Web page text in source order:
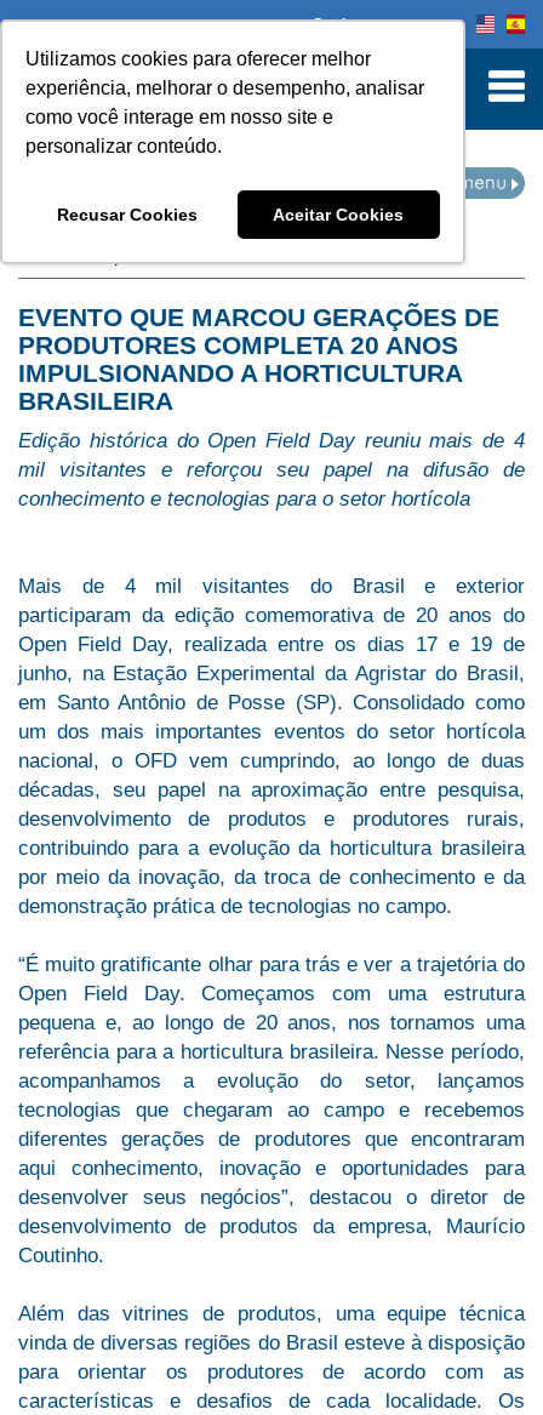
Utilizamos cookies para oferecer melhor
experiência, melhorar o desempenho, analisar
como você interage em nosso site e
personalizar conteúdo.
Recusar Cookies Aceitar Cookies
to Content
Onde comprar
EVENTO QUE MARCOU GERAÇÕES DE
PRODUTORES COMPLETA 20 ANOS
IMPULSIONANDO A HORTICULTURA
BRASILEIRA
Edição histórica do Open Field Day reuniu mais de 4
mil visitantes e reforçou seu papel na difusão de
conhecimento e tecnologias para o setor hortícola
Mais de 4 mil visitantes do Brasil e exterior
participaram da edição comemorativa de 20 anos do
Open Field Day, realizada entre os dias 17 e 19 de
junho, na Estação Experimental da Agristar do Brasil,
em Santo Antônio de Posse (SP). Consolidado como
um dos mais importantes eventos do setor hortícola
nacional, o OFD vem cumprindo, ao longo de duas
décadas, seu papel na aproximação entre pesquisa,
desenvolvimento de produtos e produtores rurais,
contribuindo para a evolução da horticultura brasileira
por meio da inovação, da troca de conhecimento e da
demonstração prática de tecnologias no campo.
“É muito gratificante olhar para trás e ver a trajetória do
Open Field Day. Começamos com uma estrutura
pequena e, ao longo de 20 anos, nos tornamos uma
referência para a horticultura brasileira. Nesse período,
acompanhamos a evolução do setor, lançamos
tecnologias que chegaram ao campo e recebemos
diferentes gerações de produtores que encontraram
aqui conhecimento, inovação e oportunidades para
desenvolver seus negócios”, destacou o diretor de
desenvolvimento de produtos da empresa, Maurício
Coutinho.
Além das vitrines de produtos, uma equipe técnica
vinda de diversas regiões do Brasil esteve à disposição
para orientar os produtores de acordo com as
características e desafios de cada localidade. Os